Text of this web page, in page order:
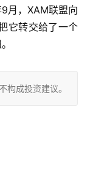
月，XAM联盟向
它转交给了一个
构成投资建议。